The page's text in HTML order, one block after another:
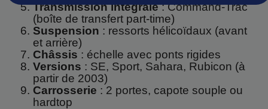
Transmission intégrale: Command-Trac
(boîte de transfert part-time)
Suspension : ressorts hélicoïdaux (avant
et arrière)
Châssis : échelle avec ponts rigides
Versions : SE, Sport, Sahara, Rubicon (à
partir de 2003)
Carrosserie : 2 portes, capote souple ou
hardtop